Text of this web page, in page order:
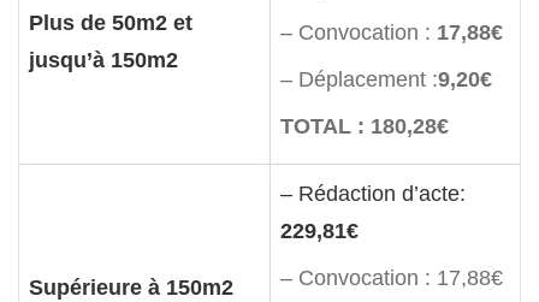
Plus de 50m2 et
jusqu’à 150m2
– Convocation : 17,88€
– Déplacement :9,20€
TOTAL : 180,28€
Supérieure à 150m2
– Rédaction d’acte:
229,81€
– Convocation : 17,88€